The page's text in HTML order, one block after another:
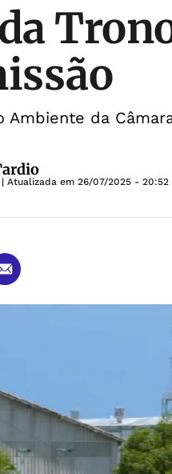
Ambiente da
| Atualizada em 26/07/2025 - 20:52